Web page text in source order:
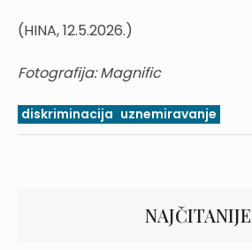
(HINA, 12.5.2026.)
Fotografija: Magnific
diskriminacija uznemiravanje
NAJČITANIJE